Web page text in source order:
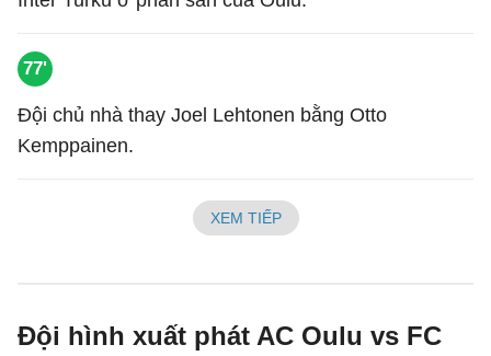
77'
Đội chủ nhà thay Joel Lehtonen bằng Otto
Kemppainen.
XEM TIẾP
Đội hình xuất phát AC Oulu vs FC